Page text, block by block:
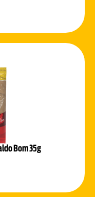
Bom 35g